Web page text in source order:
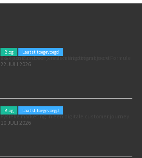
Blog Laatst toegevoegd
Poleposition voor je marketing: zó zet je de Formule 1 GP van Zandvoort in als marketingmoment
22 JULI 2026
Blog Laatst toegevoegd
Fysieke marketing in een digitale customer journey
10 JULI 2026